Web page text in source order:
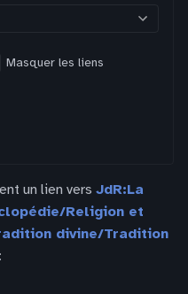
Masquer les liens
un lien vers JdR:La
Religion et
divine/Tradition
: